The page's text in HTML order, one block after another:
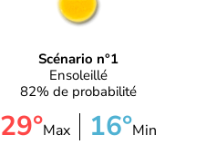
Scénario n°1
Ensoleillé
82% de probabilité
29°Max 16°Min